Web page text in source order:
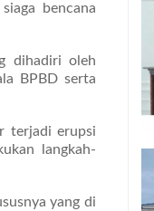
bencana
dihadiri oleh
BPBD serta
terjadi erupsi
langkah-
yang di